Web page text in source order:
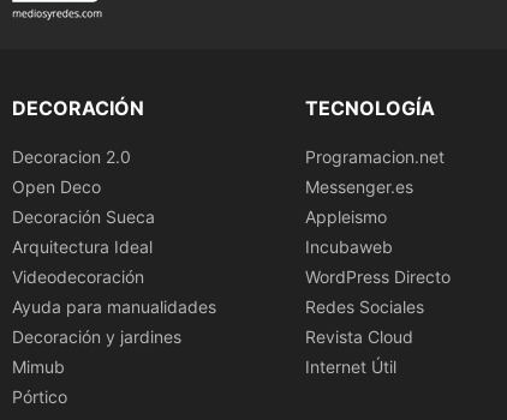
DECORACIÓN
Decoracion 2.0
Open Deco
Decoración Sueca
Arquitectura Ideal
Videodecoración
Ayuda para manualidades
Decoración y jardines
Mimub
Pórtico
TECNOLOGÍA
Programacion.net
Messenger.es
Appleismo
Incubaweb
WordPress Directo
Redes Sociales
Revista Cloud
Internet Útil